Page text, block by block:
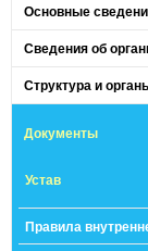
Основные
Сведения об
Структура и
Документы
Устав
Правила